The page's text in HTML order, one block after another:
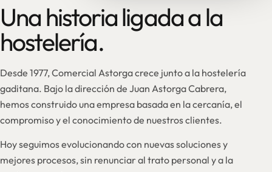
Una historia ligada a la
hostelería.
Desde 1977, Comercial Astorga crece junto a la hostelería
gaditana. Bajo la dirección de Juan Astorga Cabrera,
hemos construido una empresa basada en la cercanía, el
compromiso y el conocimiento de nuestros clientes.
Hoy seguimos evolucionando con nuevas soluciones y
mejores procesos, sin renunciar al trato personal y a la